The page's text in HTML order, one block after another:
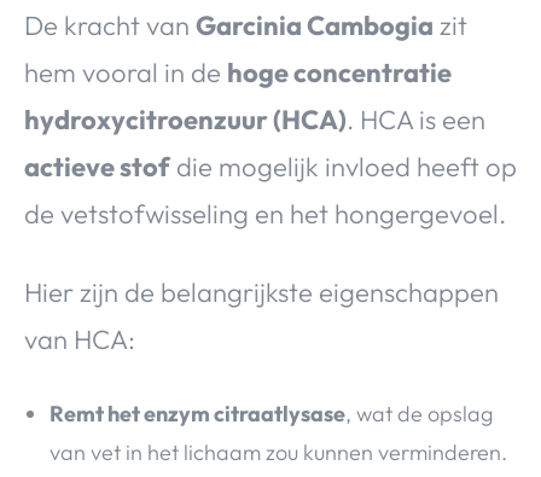
De kracht van Garcinia Cambogia zit
hem vooral in de hoge concentratie
hydroxycitroenzuur (HCA). HCA is een
actieve stofdie mogelijk invloed heeft op
de vetstofwisseling en het hongergevoel.
Hier zijn de belangrijkste eigenschappen
van HCA:
Remt het enzym citraatlysase, wat de opslag
van vet in het lichaam zou kunnen verminderen.